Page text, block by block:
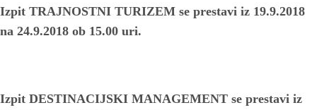
Izpit TRAJNOSTNI TURIZEM se prestavi iz 19.9.2018
na 24.9.2018 ob 15.00 uri.
Izpit DESTINACIJSKI MANAGEMENT se prestavi iz